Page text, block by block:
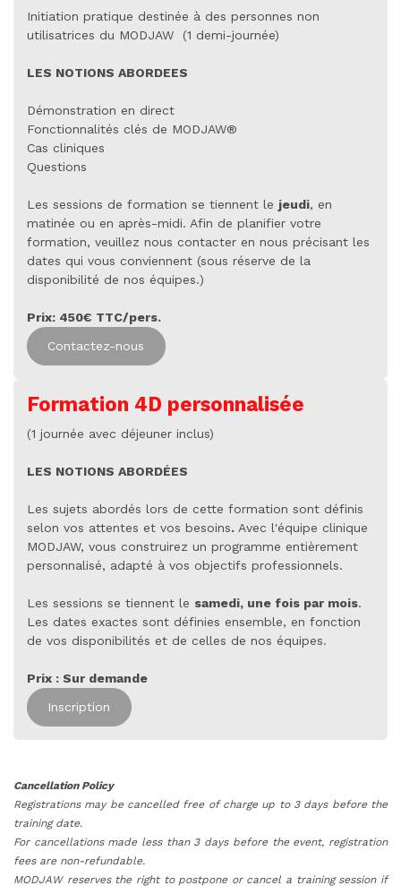
Initiation pratique destinée à des personnes non
utilisatrices du MODJAW (1 demi-journée)
LES NOTIONS ABORDEES
Démonstration en direct
Fonctionnalités clés de MODJAW®
Cas cliniques
Questions
Les sessions de formation se tiennent le jeudi, en
matinée ou en après-midi. Afin de planifier votre
formation, veuillez nous contacter en nous précisant les
dates qui vous conviennent (sous réserve de la
disponibilité de nos équipes.)
Prix: 450€ TTC/pers.
Contactez-nous
Formation 4D personnalisée
(1 journée avec déjeuner inclus)
LES NOTIONS ABORDÉES
Les sujets abordés lors de cette formation sont définis
selon vos attentes et vos besoins. Avec l'équipe clinique
MODJAW, vous construirez un programme entièrement
personnalisé, adapté à vos objectifs professionnels.
Les sessions se tiennent le samedi, une fois par mois.
Les dates exactes sont définies ensemble, en fonction
de vos disponibilités et de celles de nos équipes.
Prix : Sur demande
Inscription
Cancellation Policy
Registrations may be cancelled free of charge up to 3 days before the
training date.
For cancellations made less than 3 days before the event, registration
fees are non-refundable.
MODJAW reserves the right to postpone or cancel a training session if